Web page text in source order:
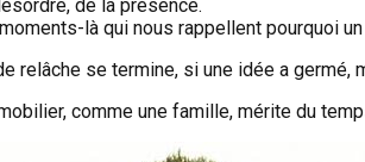
de la présence.
là qui nous rappellent pourquoi
relâche se termine, si une idée a
comme une famille, mérite du